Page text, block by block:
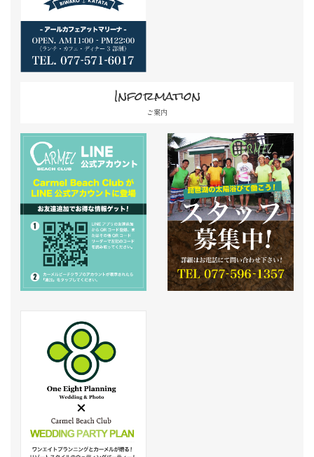
Information
ご案内